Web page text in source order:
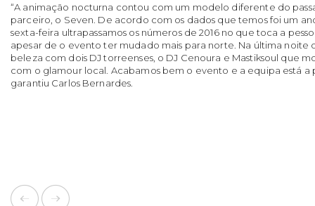
“A animação nocturna contou com um modelo diferente do
parceiro, o Seven. De acordo com os dados que temos foi um
sexta-feira ultrapassamos os números de 2016 no que toca a
apesar de o evento ter mudado mais para norte. Na última noite
beleza com dois DJ torreenses, o DJ Cenoura e Mastiksoul que
com o glamour local. Acabamos bem o evento e a equipa está a
garantiu Carlos Bernardes.